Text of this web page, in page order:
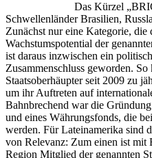
Das Kürzel
Schwellenländer Brasilien,
Zunächst nur eine Kategorie, die
Wachstumspotential der
ist daraus inzwischen ein
Zusammenschluss geworden.
Staatsoberhäupter seit 2009 zu
um ihr Auftreten auf
Bahnbrechend war die
und eines Währungsfonds, die
werden. Für Lateinamerika sind
von Relevanz: Zum einen ist mit
Region Mitglied der genannten